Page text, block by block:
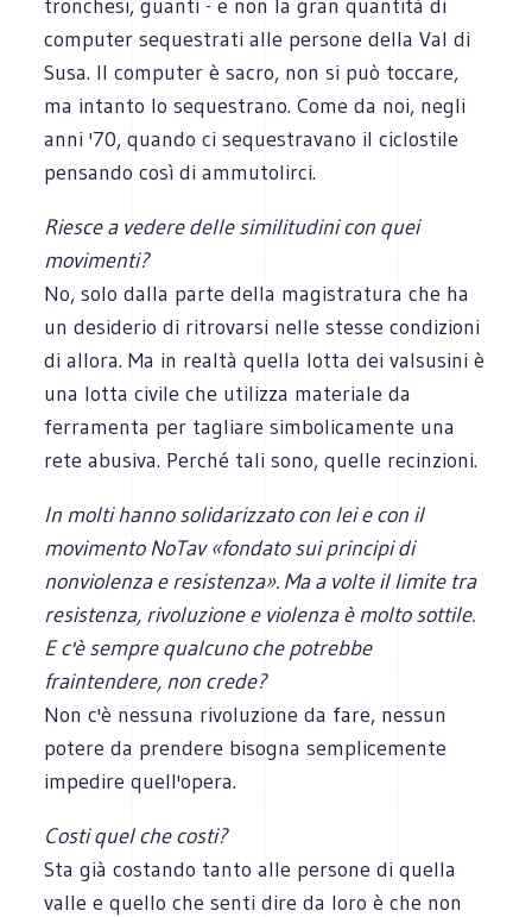
tronchesi, guanti - e non la gran quantità di
computer sequestrati alle persone della Val di
Susa. Il computer è sacro, non si può toccare,
ma intanto lo sequestrano. Come da noi, negli
anni '70, quando ci sequestravano il ciclostile
pensando così di ammutolirci.
Riesce a vedere delle similitudini con quei
movimenti?
No, solo dalla parte della magistratura che ha
un desiderio di ritrovarsi nelle stesse condizioni
di allora. Ma in realtà quella lotta dei valsusini è
una lotta civile che utilizza materiale da
ferramenta per tagliare simbolicamente una
rete abusiva. Perché tali sono, quelle recinzioni.
In molti hanno solidarizzato con lei e con il
movimento NoTav «fondato sui principi di
nonviolenza e resistenza». Ma a volte il limite tra
resistenza, rivoluzione e violenza è molto sottile.
E c'è sempre qualcuno che potrebbe
fraintendere, non crede?
Non c'è nessuna rivoluzione da fare, nessun
potere da prendere bisogna semplicemente
impedire quell'opera.
Costi quel che costi?
Sta già costando tanto alle persone di quella
valle e quello che senti dire da loro è che non